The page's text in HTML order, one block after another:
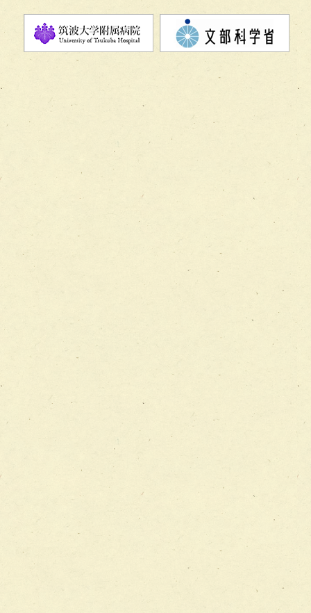
チーム08【地域関係機関と連携した小児リハビリテーショ
チーム】
チーム09【術前から始める周術期リハビリテーションチー
チーム11【摂食・嚥下サポートチーム】
チーム12【こどもの食育支援チーム】
チーム13【非がんに対する緩和ケアチーム】